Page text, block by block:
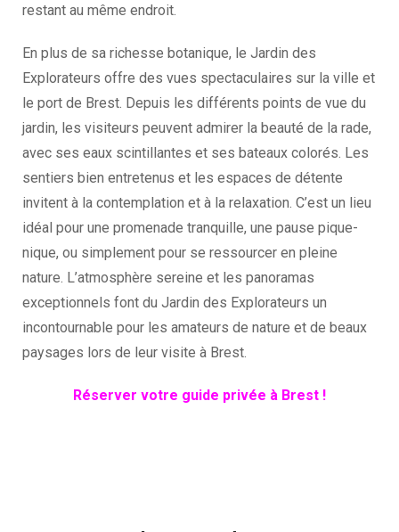
restant au même endroit.
En plus de sa richesse botanique, le Jardin des
Explorateurs offre des vues spectaculaires sur la ville et
le port de Brest. Depuis les différents points de vue du
jardin, les visiteurs peuvent admirer la beauté de la rade,
avec ses eaux scintillantes et ses bateaux colorés. Les
sentiers bien entretenus et les espaces de détente
invitent à la contemplation et à la relaxation. C’est un lieu
idéal pour une promenade tranquille, une pause pique-
nique, ou simplement pour se ressourcer en pleine
nature. L’atmosphère sereine et les panoramas
exceptionnels font du Jardin des Explorateurs un
incontournable pour les amateurs de nature et de beaux
paysages lors de leur visite à Brest.
Réserver votre guide privée à Brest !